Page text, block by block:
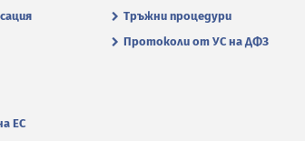
Тръжни процедури
Протоколи от УС на ДФЗ
ЕС